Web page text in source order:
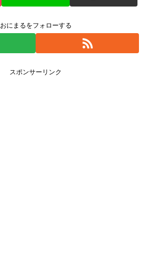
おにまるをフォローする
スポンサーリンク